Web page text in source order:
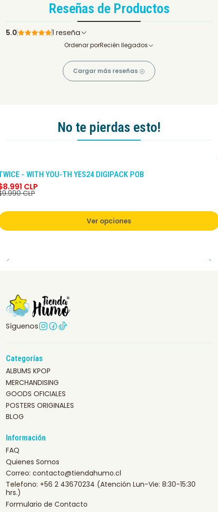
Reseñas de Productos
5.0 1 reseña
Ordenar porRecién llegados
Cargar más reseñas
No te pierdas esto!
- WITH YOU-TH YES24 DIGIPACK POB
CLP
CLP
Ver opciones
Síguenos
Categorías
ALBUMS KPOP
MERCHANDISING
GOODS OFICIALES
POSTERS ORIGINALES
BLOG
Información
FAQ
Quienes Somos
Correo: contacto@tiendahumo.cl
Telefono: +56 2 43670234 (Atención Lun-Vie: 8:30-15:30
hrs.)
Formulario de Contacto